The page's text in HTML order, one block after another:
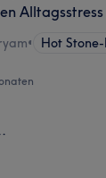
Alltagsstress
• Hot